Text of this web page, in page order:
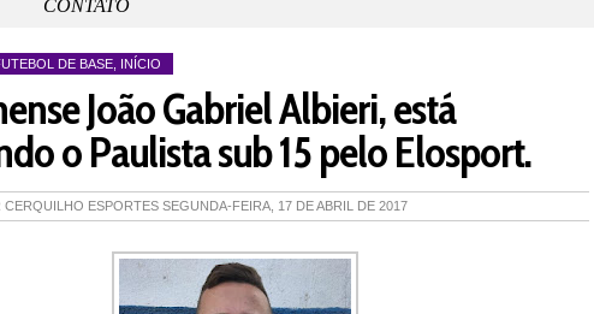
CONTATO
DE BASE INÍCIO
João Gabriel Albieri, está
o Paulista sub 15 pelo Elosport.
CERQUILHO ESPORTES SEGUNDA-FEIRA, 17 DE ABRIL DE 2017